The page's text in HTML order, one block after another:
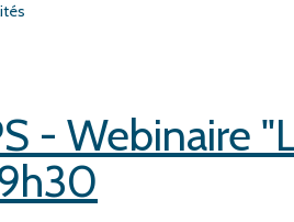
- Webinaire